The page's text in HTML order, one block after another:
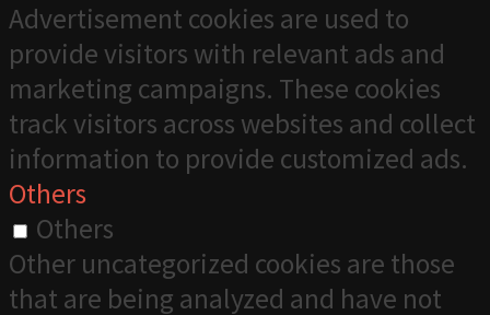
Advertisement cookies are used to
provide visitors with relevant ads and
marketing campaigns. These cookies
track visitors across websites and collect
information to provide customized ads.
Others
Others
Other uncategorized cookies are those
that are being analyzed and have not